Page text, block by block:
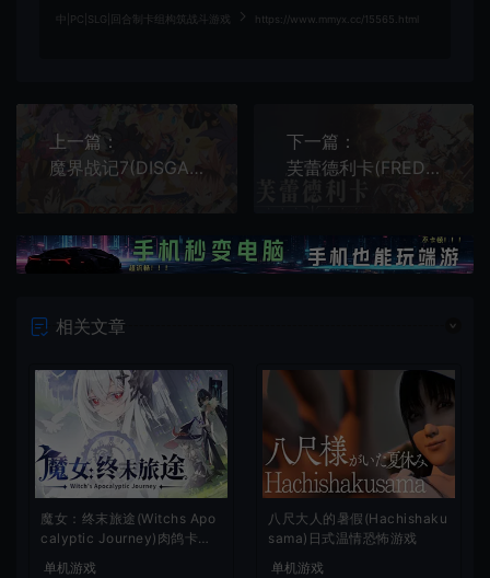
中|PC|SLG|回合制卡组构筑战斗游戏 https://www.mmyx.cc/15565.html
上一篇：
魔界战记7(DISGAEA 7)简中|PC|RPG|回合制角色扮演游戏
下一篇：
芙蕾德利卡(FREDERICA)简中|PC|动作角色扮演RPG游戏
相关文章
魔女：终末旅途(Witchs Apo
calyptic Journey)肉鸽卡牌
单机游戏
八尺大人的暑假(Hachishaku
sama)日式温情恐怖游戏
单机游戏